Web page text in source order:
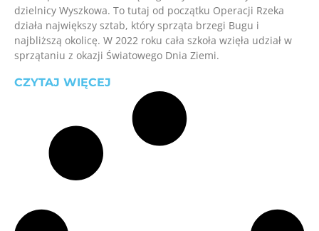
dzielnicy Wyszkowa. To tutaj od początku Operacji Rzeka
działa największy sztab, który sprząta brzegi Bugu i
najbliższą okolicę. W 2022 roku cała szkoła wzięła udział w
sprzątaniu z okazji Światowego Dnia Ziemi.
CZYTAJ WIĘCEJ